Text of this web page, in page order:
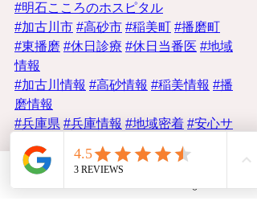
#明石こころのホスピタル
#加古川市 #高砂市 #稲美町 #播磨町
#東播磨 #休日診療 #休日当番医 #地域
情報
#加古川情報 #高砂情報 #稲美情報 #播
磨情報
#兵庫県 #兵庫情報 #地域密着 #安心サ
ポート
#介護タクシー #介護タクシーコニーサ